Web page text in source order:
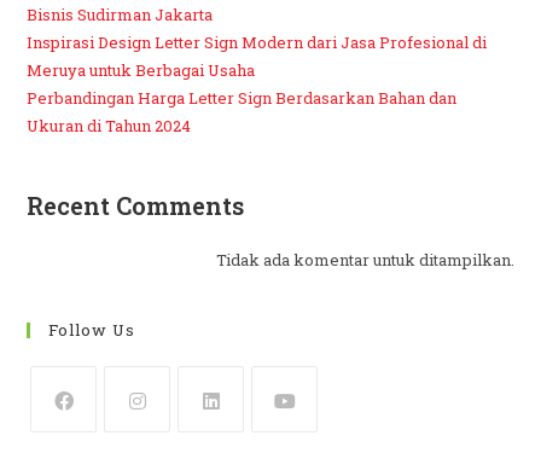
Bisnis Sudirman Jakarta
Inspirasi Design Letter Sign Modern dari Jasa Profesional di
Meruya untuk Berbagai Usaha
Perbandingan Harga Letter Sign Berdasarkan Bahan dan
Ukuran di Tahun 2024
Recent Comments
Tidak ada komentar untuk ditampilkan.
Follow Us